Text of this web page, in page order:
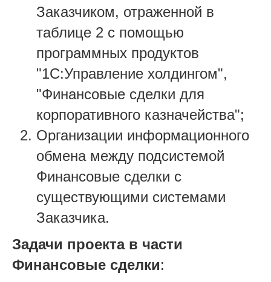
Заказчиком, отраженной в
таблице 2 с помощью
программных продуктов
"1С:Управление холдингом",
"Финансовые сделки для
корпоративного казначейства";
Организации информационного
обмена между подсистемой
Финансовые сделки с
существующими системами
Заказчика.
Задачи проекта в части
Финансовые сделки: